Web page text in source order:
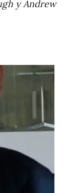
y Andrew